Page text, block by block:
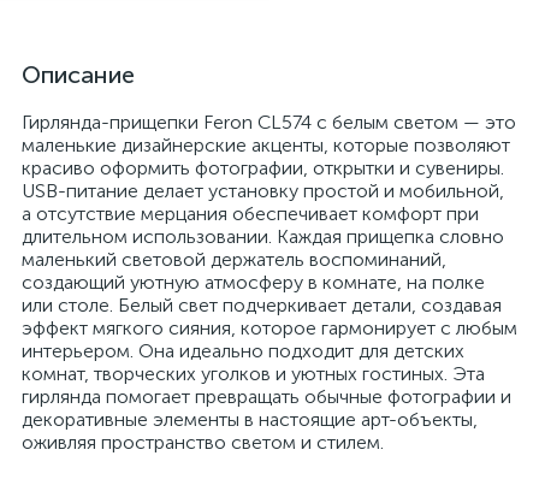
Описание
Гирлянда-прищепки Feron CL574 с белым светом — это
маленькие дизайнерские акценты, которые позволяют
красиво оформить фотографии, открытки и сувениры.
USB-питание делает установку простой и мобильной,
а отсутствие мерцания обеспечивает комфорт при
длительном использовании. Каждая прищепка словно
маленький световой держатель воспоминаний,
создающий уютную атмосферу в комнате, на полке
или столе. Белый свет подчеркивает детали, создавая
эффект мягкого сияния, которое гармонирует с любым
интерьером. Она идеально подходит для детских
комнат, творческих уголков и уютных гостиных. Эта
гирлянда помогает превращать обычные фотографии и
декоративные элементы в настоящие арт-объекты,
оживляя пространство светом и стилем.